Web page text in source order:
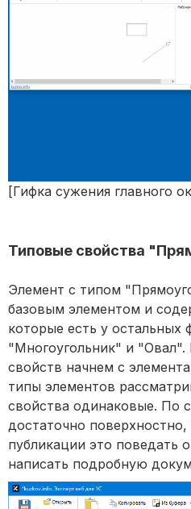
[Гифка сужения главного
Типовые свойства
Элемент с типом
базовым элементом и
которые есть у остальных
"Многоугольник" и
свойств начнем с
типы элементов
свойства одинаковые. По
достаточно поверхностно,
публикации это поведать
написать подробную